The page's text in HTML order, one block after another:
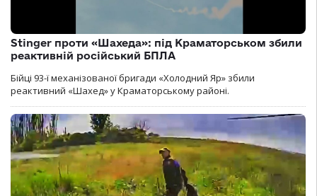
Stinger проти «Шахеда»: під Краматорськом збили
реактивній російський БПЛА
Бійці 93-ї механізованої бригади «Холодний Яр» збили
реактивний «Шахед» у Краматорському районі.